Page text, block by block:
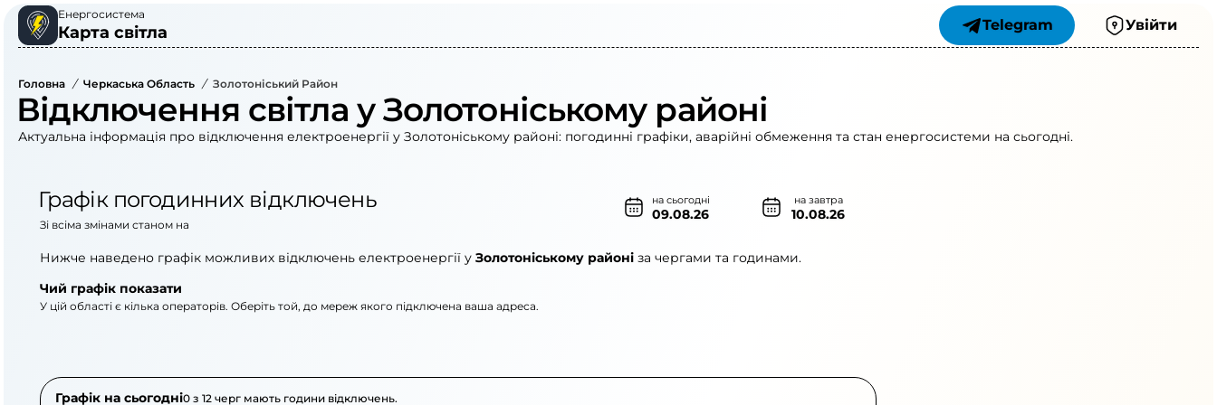
Енергосистема
Карта світла Telegram Увійти
Головна / Черкаська Область / Золотоніський Район
Відключення світла у Золотоніському районі
Актуальна інформація про відключення електроенергії у Золотоніському районі: погодинні графіки, аварійні обмеження та стан енергосистеми на сьогодні.
Графік погодинних відключень на сьогодні
09.08.26
на завтра
10.08.26
Зі всіма змінами станом на
Нижче наведено графік можливих відключень електроенергії у Золотоніському районі за чергами та годинами.
Чий графік показати
У цій області є кілька операторів. Оберіть той, до мереж якого підключена ваша адреса.
Графік на сьогодні0 з 12 черг мають години відключень.